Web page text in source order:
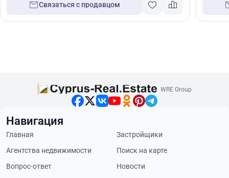
Связаться с продавцом
WRE Group
Навигация
Главная
Застройщики
Агентства недвижимости
Поиск на карте
Вопрос-ответ
Новости